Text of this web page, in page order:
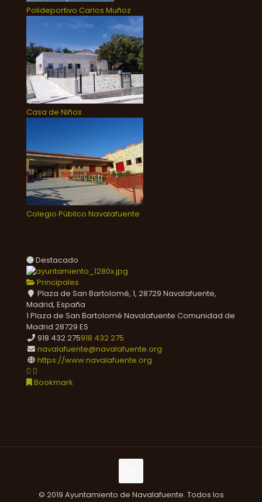
Polideportivo Carlos Muñoz
Casa de Niños
Colegio Público Navalafuente
Destacado
Principales
Plaza de San Bartolomé, 1, 28729 Navalafuente,
Madrid, España
1 Plaza de San Bartolomé Navalafuente Comunidad de
Madrid 28729 ES
918 432 275918 432 275
navalafuente@navalafuente.org
https://www.navalafuente.org
Bookmark
© 2019 Ayuntamiento de Navalafuente. Todos los